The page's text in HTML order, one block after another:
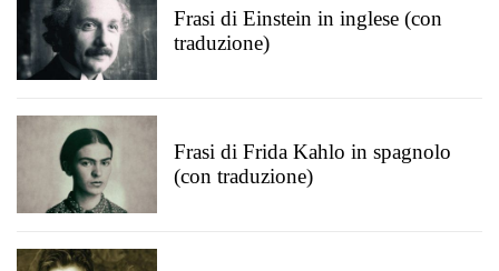
Frasi di Einstein in inglese (con
traduzione)
Frasi di Frida Kahlo in spagnolo
(con traduzione)